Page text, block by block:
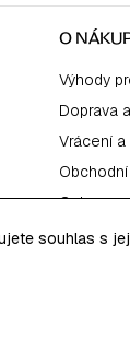
souhlas s
O
Výhody
Doprava
Vrácení
Ochrana